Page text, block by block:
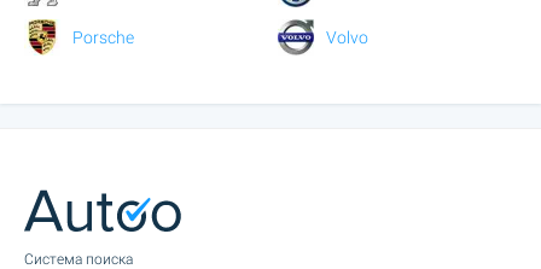
Porsche Volvo
Cистема поиска